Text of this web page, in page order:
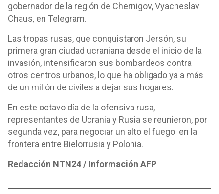
gobernador de la región de Chernigov, Vyacheslav
Chaus, en Telegram.
Las tropas rusas, que conquistaron Jersón, su
primera gran ciudad ucraniana desde el inicio de la
invasión, intensificaron sus bombardeos contra
otros centros urbanos, lo que ha obligado ya a más
de un millón de civiles a dejar sus hogares.
En este octavo día de la ofensiva rusa,
representantes de Ucrania y Rusia se reunieron, por
segunda vez, para negociar un alto el fuego en la
frontera entre Bielorrusia y Polonia.
Redacción NTN24 / Información AFP